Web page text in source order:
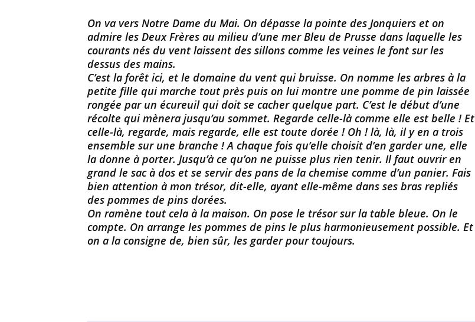
On va vers Notre Dame du Mai. On dépasse la pointe des Jonquiers et on
admire les Deux Frères au milieu d’une mer Bleu de Prusse dans laquelle les
courants nés du vent laissent des sillons comme les veines le font sur les
dessus des mains.
C’est la forêt ici, et le domaine du vent qui bruisse. On nomme les arbres à la
petite fille qui marche tout près puis on lui montre une pomme de pin laissée
rongée par un écureuil qui doit se cacher quelque part. C’est le début d’une
récolte qui mènera jusqu’au sommet. Regarde celle-là comme elle est belle ! Et
celle-là, regarde, mais regarde, elle est toute dorée ! Oh ! là, là, il y en a trois
ensemble sur une branche ! A chaque fois qu’elle choisit d’en garder une, elle
la donne à porter. Jusqu’à ce qu’on ne puisse plus rien tenir. Il faut ouvrir en
grand le sac à dos et se servir des pans de la chemise comme d’un panier. Fais
bien attention à mon trésor, dit-elle, ayant elle-même dans ses bras repliés
des pommes de pins dorées.
On ramène tout cela à la maison. On pose le trésor sur la table bleue. On le
compte. On arrange les pommes de pins le plus harmonieusement possible. Et
on a la consigne de, bien sûr, les garder pour toujours.